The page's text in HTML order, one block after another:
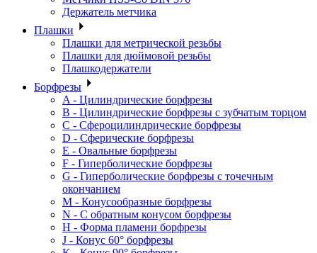
Держатель метчика
Плашки
Плашки для метрической резьбы
Плашки для дюймовой резьбы
Плашкодержатели
Борфрезы
A - Цилиндрические борфрезы
B - Цилиндрические борфрезы с зубчатым торцом
C - Сфероцилиндрические борфрезы
D - Сферические борфрезы
E - Овальные борфрезы
F - Гиперболические борфрезы
G - Гиперболические борфрезы с точечным
окончанием
M - Конусообразные борфрезы
N - С обратным конусом борфрезы
H - Форма пламени борфрезы
J - Конус 60° борфрезы